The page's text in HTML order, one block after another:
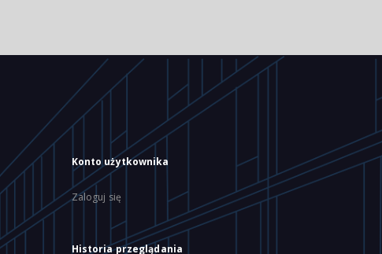
Konto użytkownika
Zaloguj się
Historia przeglądania